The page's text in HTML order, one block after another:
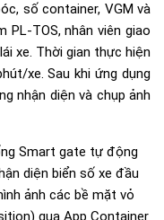
số container, VGM và
PL-TOS, nhân viên giao
xe. Thời gian thực hiện
xe. Sau khi ứng dụng
nhận diện và chụp ảnh